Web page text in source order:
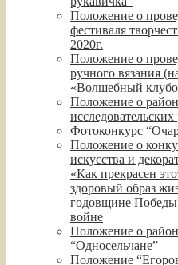
Положение о
фестиваля
2020г.
Положение о
ручного вязания
«Волшебный
Положение о
Фотоконкурс
Положение о
искусства и
«Как прекрасен
здоровый образ
годовщине Победы
войне
Положение о
“Односельчане”
Положение